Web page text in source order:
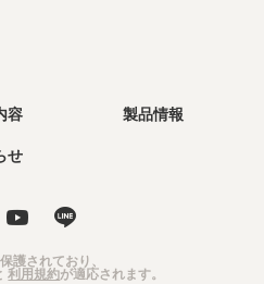
容 製品情報
せ
護されており、
利用規約が適応されます。